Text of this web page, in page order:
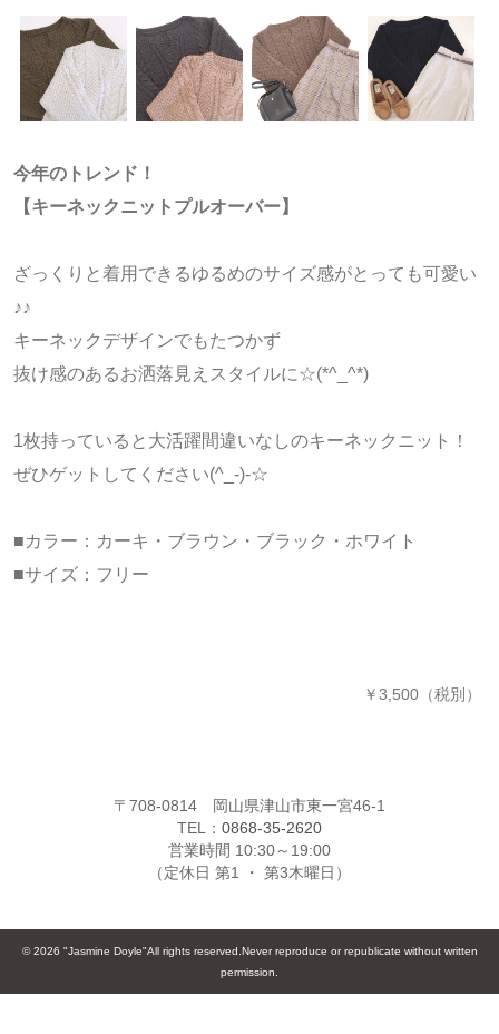
今年のトレンド！
【キーネックニットプルオーバー】
ざっくりと着用できるゆるめのサイズ感がとっても可愛い
♪♪
キーネックデザインでもたつかず
抜け感のあるお洒落見えスタイルに☆(*^_^*)
1枚持っていると大活躍間違いなしのキーネックニット！
ぜひゲットしてください(^_-)-☆
■カラー：カーキ・ブラウン・ブラック・ホワイト
■サイズ：フリー
￥3,500（税別）
〒708-0814 岡山県津山市東一宮46-1
TEL： 0868-35-2620
営業時間 10:30～19:00
（定休日 第1 ・ 第3木曜日）
© 2026 "Jasmine Doyle"All rights reserved.Never reproduce or republicate without written
permission.